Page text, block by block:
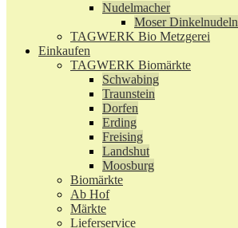
Nudelmacher
Moser Dinkelnudeln
TAGWERK Bio Metzgerei
Einkaufen
TAGWERK Biomärkte
Schwabing
Traunstein
Dorfen
Erding
Freising
Landshut
Moosburg
Biomärkte
Ab Hof
Märkte
Lieferservice